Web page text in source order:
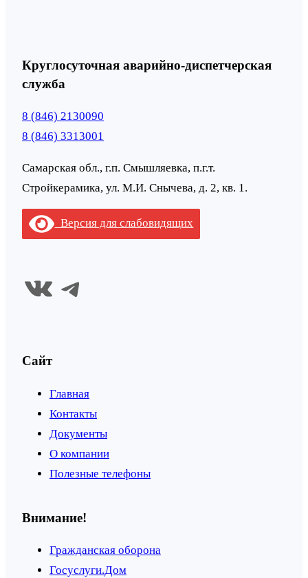
Круглосуточная аварийно-диспетчерская
служба
8 (846) 2130090
8 (846) 3313001
Самарская обл., г.п. Смышляевка, п.г.т.
Стройкерамика, ул. М.И. Снычева, д. 2, кв. 1.
Версия для слабовидящих
ВКонтакте Telegram
Сайт
Главная
Контакты
Документы
О компании
Полезные телефоны
Внимание!
Гражданская оборона
Госуслуги.Дом